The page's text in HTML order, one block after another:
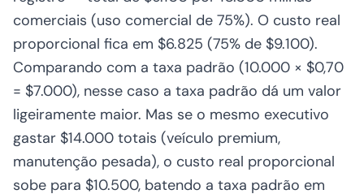
comerciais (uso comercial de 75%). O custo real
proporcional fica em $6.825 (75% de $9.100).
Comparando com a taxa padrão (10.000 × $0,70
= $7.000), nesse caso a taxa padrão dá um valor
ligeiramente maior. Mas se o mesmo executivo
gastar $14.000 totais (veículo premium,
manutenção pesada), o custo real proporcional
sobe para $10.500, batendo a taxa padrão em